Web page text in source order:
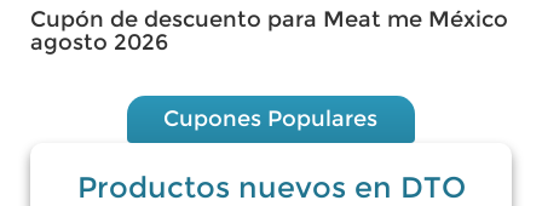
Cupón de descuento para Meat me México
agosto 2026
Cupones Populares
Productos nuevos en DTO